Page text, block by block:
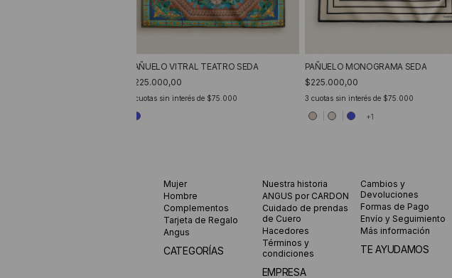
PAÑUELO VITRAL TEATRO SEDA
$225.000,00
cuotas sin interés de $75.000
PAÑUELO MONOGRAMA SEDA
$225.000,00
3 cuotas sin interés de $75.000
+1
Mujer
Hombre
Complementos
Tarjeta de Regalo
Angus
CATEGORÍAS
Nuestra historia
ANGUS por CARDON
Cuidado de prendas
de Cuero
Hacedores
Términos y
condiciones
EMPRESA
Cambios y
Devoluciones
Formas de Pago
Envío y Seguimiento
Más información
TE AYUDAMOS